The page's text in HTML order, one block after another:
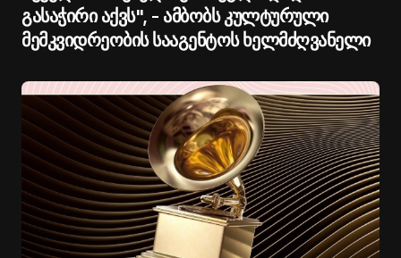
გასაჭირი აქვს", - ამბობს კულტურული
მემკვიდრეობის სააგენტოს ხელმძღვანელი